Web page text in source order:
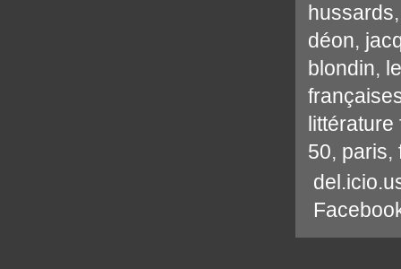
hussards
déon,
blondin,
50, paris,